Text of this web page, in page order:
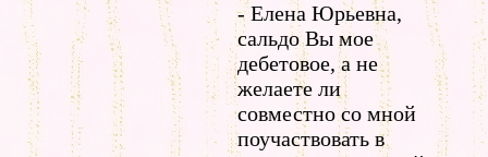
- Елена Юрьевна,
сальдо Вы мое
дебетовое, а не
желаете ли
совместно со мной
поучаствовать в